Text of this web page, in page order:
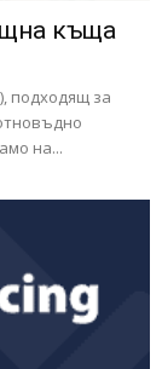
къща
подходящ за
на...